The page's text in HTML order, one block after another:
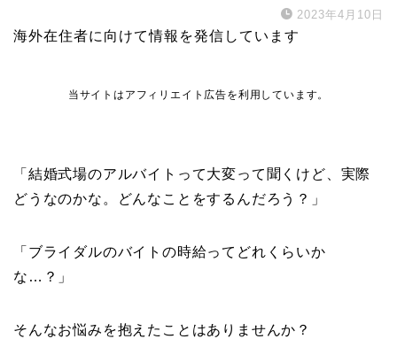
2023年4月10日
海外在住者に向けて情報を発信しています
当サイトはアフィリエイト広告を利用しています。
「結婚式場のアルバイトって大変って聞くけど、実際
どうなのかな。どんなことをするんだろう？」
「ブライダルのバイトの時給ってどれくらいか
な…？」
そんなお悩みを抱えたことはありませんか？